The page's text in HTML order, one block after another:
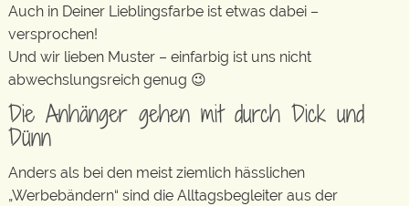
Auch in Deiner Lieblingsfarbe ist etwas dabei –
versprochen!
Und wir lieben Muster – einfarbig ist uns nicht
abwechslungsreich genug 😉
Die Anhänger gehen mit durch Dick und
Dünn
Anders als bei den meist ziemlich hässlichen
„Werbebändern“ sind die Alltagsbegleiter aus der